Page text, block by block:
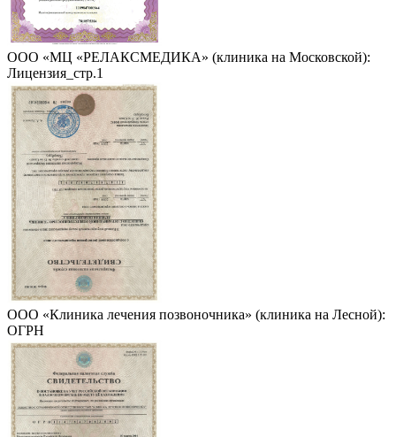
ООО «МЦ «РЕЛАКСМЕДИКА» (клиника на Московской):
Лицензия_стр.1
ООО «Клиника лечения позвоночника» (клиника на Лесной):
ОГРН